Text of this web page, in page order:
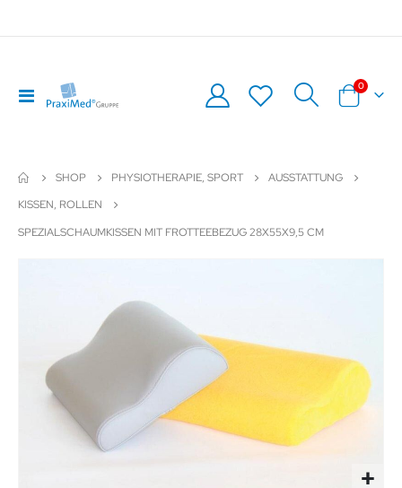
Navigation
umschalten
Warenkorb
0Artikel
SHOP PHYSIOTHERAPIE, SPORT
AUSSTATTUNG
KISSEN, ROLLEN
SPEZIALSCHAUMKISSEN MIT FROTTEEBEZUG 28X55X9,5 CM